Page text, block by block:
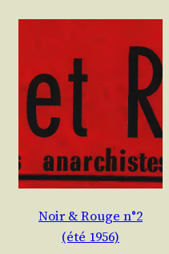
Noir & Rouge n°2
(été 1956)